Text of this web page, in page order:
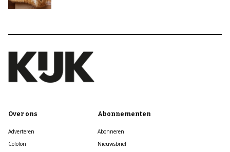
Over ons
Adverteren
Colofon
Abonnementen
Abonneren
Nieuwsbrief